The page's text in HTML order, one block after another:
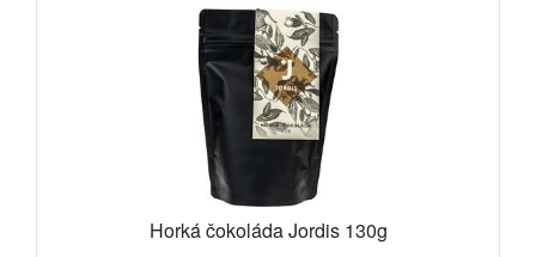
Horká čokoláda Jordis 130g